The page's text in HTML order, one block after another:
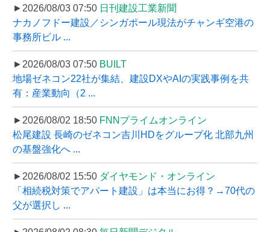
►2026/08/03 07:50 日刊建設工業新聞
ナカノフドー建設／シンガポール現法がチャンギ空港の
事務所ビル ...
►2026/08/03 07:50 BUILT
地場ゼネコン22社が集結、建設DXやAIの実践事例を共
有：産業動向（2 ...
►2026/08/02 18:50 FNNプライムオンライン
松尾建設 長崎のゼネコン吉川HDをグループ化 北部九州
の基盤強化へ ...
►2026/08/02 15:50 ダイヤモンド・オンライン
「相続税対策でアパート建設」は本当にお得？→70代の
父が選択し ...